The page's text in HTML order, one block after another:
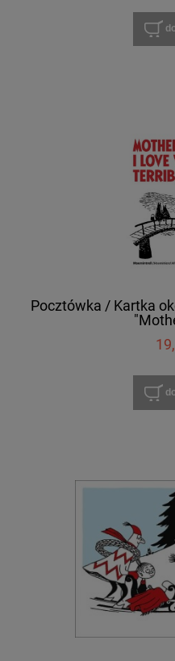
Pocztówka / Kartka